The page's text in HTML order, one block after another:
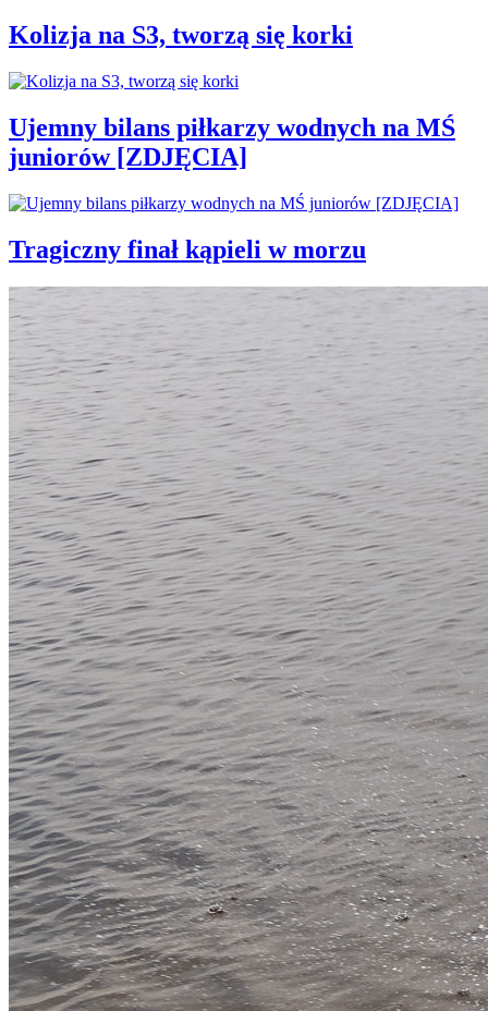
Kolizja na S3, tworzą się korki
Ujemny bilans piłkarzy wodnych na MŚ
juniorów [ZDJĘCIA]
Tragiczny finał kąpieli w morzu